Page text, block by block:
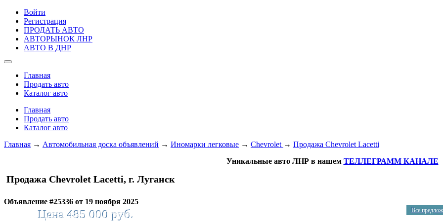
Войти
Регистрация
ПРОДАТЬ АВТО
АВТОРЫНОК ЛНР
АВТО В ДНР
Главная
Продать авто
Каталог авто
Главная
Продать авто
Каталог авто
Главная → Автомобильная доска объявлений → Иномарки легковые → Chevrolet → Продажа Chevrolet Lacetti
Уникальные авто ЛНР в нашем ТЕЛЛЕГРАММ КАНАЛЕ
Продажа Chevrolet Lacetti, г. Луганск
Объявление #25336 от 19 ноября 2025
Цена 485 000 руб. Все